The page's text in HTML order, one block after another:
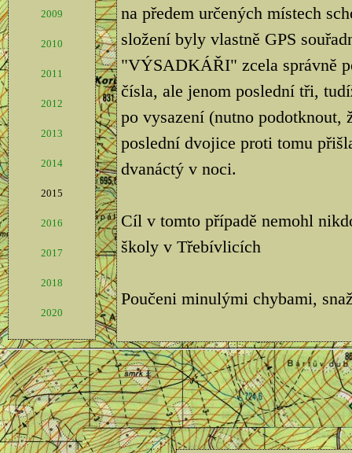
2009
2010
2011
2012
2013
2014
2015
2016
2017
2018
2020
na předem určených místech
složení byly vlastně GPS
"VÝSADKÁŘI" zcela správně
čísla, ale jenom poslední tři,
po vysazení (nutno
poslední dvojice proti tomu
dvanáctý v noci.
Cíl v tomto případě nemohl
školy v Třebívlicích
Poučeni minulými chybami,